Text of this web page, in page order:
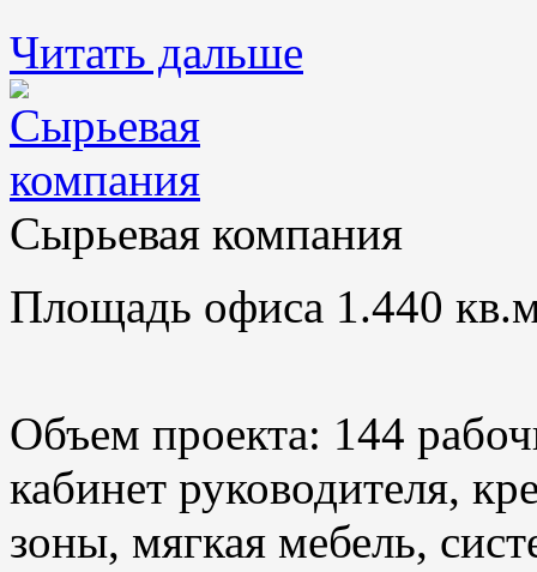
Читать дальше
Сырьевая компания
Площадь офиса 1.440
Объем проекта: 144
кабинет руководителя,
зоны, мягкая мебель,